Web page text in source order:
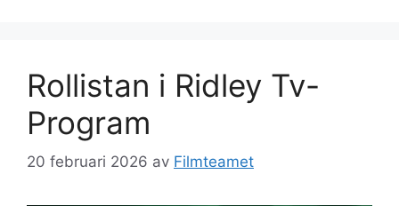
Rollistan i Ridley Tv-
Program
20 februari 2026 av Filmteamet